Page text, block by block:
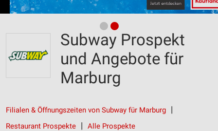
Subway Prospekt
und Angebote für
Marburg
Filialen & Öffnungszeiten von Subway für Marburg
Restaurant Prospekte
Alle Prospekte